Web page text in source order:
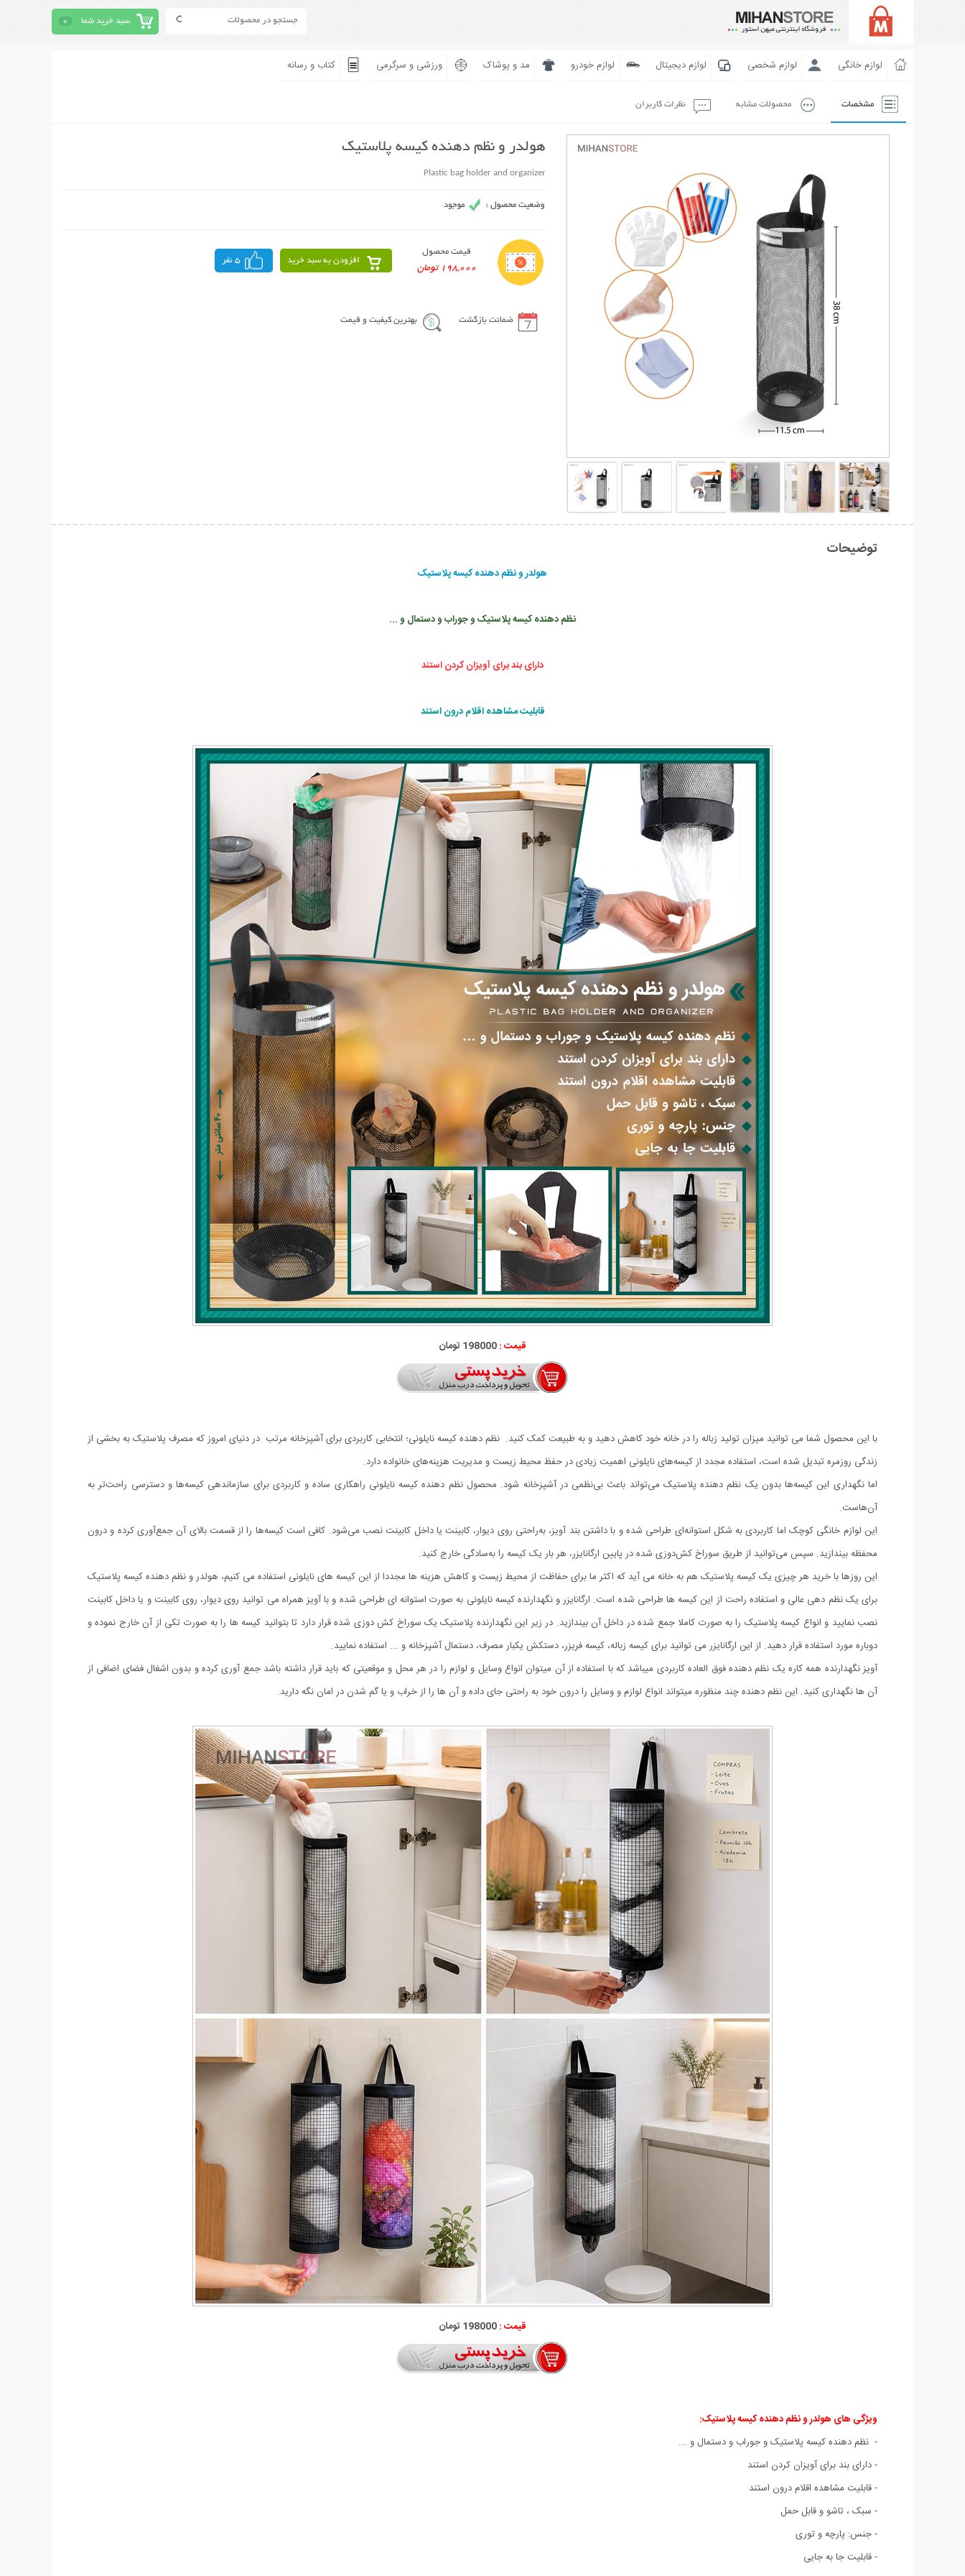
سبد خرید شما 0
لوازم خانگی لوازم شخصی لوازم دیجیتال لوازم خودرو مد و پوشاک ورزشی و سرگرمی کتاب و رسانه
مشخصات محصولات مشابه نظرات کاربران
هولدر و نظم دهنده کیسه پلاستیک
Plastic bag holder and organizer
قیمت محصول
198,000 تومان
افزودن به سبد خرید 5 نفر
ضمانت بازگشت بهترین کیفیت و قیمت
توضیحات
هولدر و نظم دهنده کیسه پلاستیک
نظم دهنده کیسه پلاستیک و جوراب و دستمال و ...
دارای بند برای آویزان کردن استند
قابلیت مشاهده اقلام درون استند
قیمت :198000 تومان
با این محصول شما می توانید میزان تولید زباله را در خانه خود کاهش دهید و به طبیعت کمک کنید. نظم دهنده کیسه نایلونی؛ انتخابی کاربردی برای آشپزخانه مرتب در دنیای امروز که مصرف پلاستیک به بخشی از
زندگی روزمره تبدیل شده است، استفاده مجدد از کیسه‌های نایلونی اهمیت زیادی در حفظ محیط زیست و مدیریت هزینه‌های خانواده دارد.
اما نگهداری این کیسه‌ها بدون یک نظم دهنده پلاستیک می‌تواند باعث بی‌نظمی در آشپزخانه شود. محصول نظم دهنده کیسه نایلونی راهکاری ساده و کاربردی برای سازماندهی کیسه‌ها و دسترسی راحت‌تر به
آن‌هاست.
این لوازم خانگی کوچک اما کاربردی به شکل استوانه‌ای طراحی شده و با داشتن بند آویز، به‌راحتی روی دیوار، کابینت یا داخل کابینت نصب می‌شود. کافی است کیسه‌ها را از قسمت بالای آن جمع‌آوری کرده و درون
محفظه بیندازید. سپس می‌توانید از طریق سوراخ کش‌دوزی شده در پایین ارگانایزر، هر بار یک کیسه را به‌سادگی خارج کنید.
این روزها با خرید هر چیزی یک کیسه پلاستیک هم به خانه می آید که اکثر ما برای حفاظت از محیط زیست و کاهش هزینه ها مجددا از این کیسه های نایلونی استفاده می کنیم، هولدر و نظم دهنده کیسه پلاستیک
برای یک نظم دهی عالی و استفاده راحت از این کیسه ها طراحی شده است. ارگانایزر و نگهدارنده کیسه نایلونی به صورت استوانه ای طراحی شده و با آویز همراه می توانید روی دیوار، روی کابینت و یا داخل کابینت
نصب نمایید و انواع کیسه پلاستیک را به صورت کاملا جمع شده در داخل آن بیندازید. در زیر این نگهدارنده پلاستیک یک سوراخ کش دوزی شده قرار دارد تا بتوانید کیسه ها را به صورت تکی از آن خارج نموده و
دوباره مورد استفاده قرار دهید. از این ارگانایزر می توانید برای کیسه زباله، کیسه فریزر، دستکش یکبار مصرف، دستمال آشپزخانه و ... استفاده نمایید.
آویز نگهدارنده همه کاره یک نظم دهنده فوق العاده کاربردی میباشد که با استفاده از آن میتوان انواع وسایل و لوازم را در هر محل و موقعیتی که باید قرار داشته باشد جمع آوری کرده و بدون اشغال فضای اضافی از
آن ها نگهداری کنید. این نظم دهنده چند منظوره میتواند انواع لوازم و وسایل را درون خود به راحتی جای داده و آن ها را از خراب و یا گم شدن در امان نگه دارید.
قیمت :198000 تومان
ویژگی های هولدر و نظم دهنده کیسه پلاستیک:
- نظم دهنده کیسه پلاستیک و جوراب و دستمال و ...
- دارای بند برای آویزان کردن استند
- قابلیت مشاهده اقلام درون استند
- سبک ، تاشو و قابل حمل
- جنس: پارچه و توری
- قابلیت جا به جایی